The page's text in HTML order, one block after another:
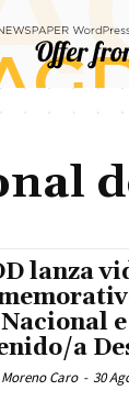
lanza
a
Caro - 30